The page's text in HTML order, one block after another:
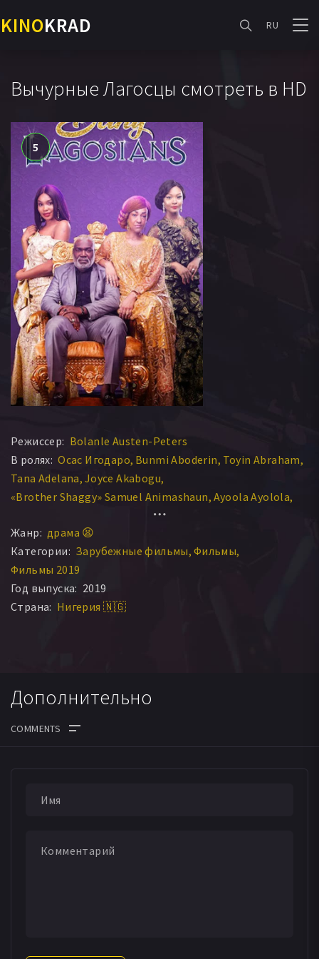
KINOKRAD RU
Вычурные Лагосцы смотреть в HD
5
Режиссер: Bolanle Austen-Peters
В ролях: Осас Игодаро Bunmi Aboderin Toyin Abraham
Tana Adelana Joyce Akabogu
«Brother Shaggy» Samuel Animashaun Ayoola Ayolola
Monalisa Chinda
Жанр: драма 😫
Категории: Зарубежные фильмы Фильмы
Фильмы 2019
Год выпуска: 2019
Страна: Нигерия 🇳🇬
Дополнительно